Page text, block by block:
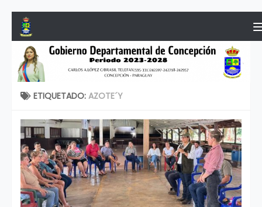
Saltar al contenido
ETIQUETADO: AZOTE´Y